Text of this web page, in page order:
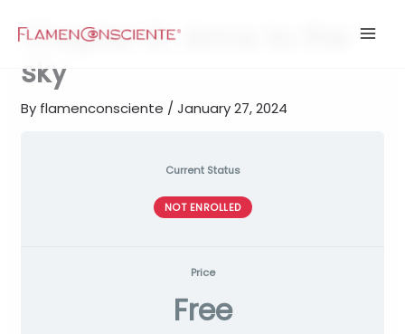
Chapter IX. Arms to the
sky
By flamenconsciente /January 27, 2024
Current Status
NOT ENROLLED
Price
Free